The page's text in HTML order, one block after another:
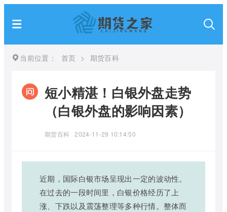
当前位置： 首页 > 期货百科
短小精湛！白银外盘走势
（白银外盘的影响因素）
期货百科 2024-11-29 10:14:50
近期，国际白银市场呈现出一定的波动性。
在过去的一段时间里，白银价格经历了上
涨、下跌以及震荡整理等多种行情。整体而